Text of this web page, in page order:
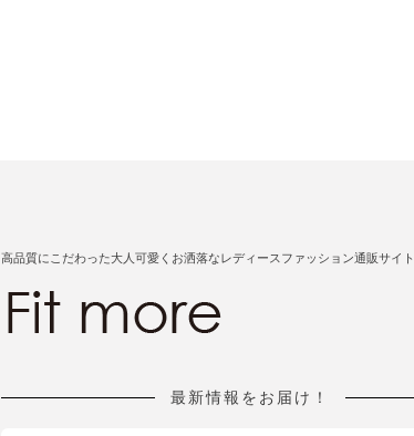
高品質にこだわった大人可愛くお洒落なレディースファッション通販サイト
最新情報をお届け！